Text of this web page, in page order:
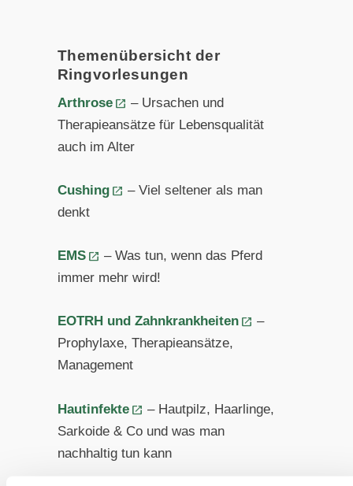
Themenübersicht der
Ringvorlesungen
Arthrose
– Ursachen und
Therapieansätze für Lebensqualität
auch im Alter
Cushing
– Viel seltener als man
denkt
EMS
– Was tun, wenn das Pferd
immer mehr wird!
EOTRH und Zahnkrankheiten
–
Prophylaxe, Therapieansätze,
Management
Hautinfekte
– Hautpilz, Haarlinge,
Sarkoide & Co und was man
nachhaltig tun kann